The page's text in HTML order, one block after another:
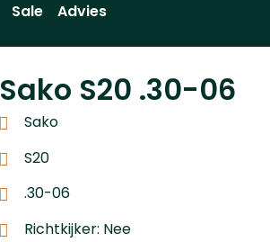
Sale Advies
Sako S20 .30-06
Sako
S20
.30-06
Richtkijker: Nee